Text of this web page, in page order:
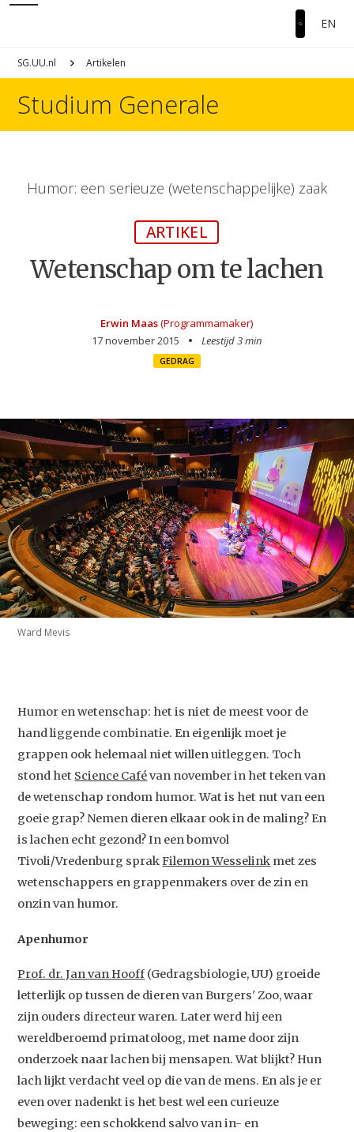
EN
SG.UU.nl Artikelen
Studium Generale
Humor: een serieuze (wetenschappelijke) zaak
ARTIKEL
Wetenschap om te lachen
Erwin Maas(Programmamaker)
17 november 2015
Leestijd 3 min
GEDRAG
Ward Mevis
Humor en wetenschap: het is niet de meest voor de
hand liggende combinatie. En eigenlijk moet je
grappen ook helemaal niet willen uitleggen. Toch
stond het Science Cafévan november in het teken van
de wetenschap rondom humor. Wat is het nut van een
goeie grap? Nemen dieren elkaar ook in de maling? En
is lachen echt gezond? In een bomvol
Tivoli/Vredenburg sprakFilemon Wesselink met zes
wetenschappers en grappenmakers over de zin en
onzin van humor.
Apenhumor
Prof. dr. Jan van Hooff (Gedragsbiologie, UU) groeide
letterlijk op tussen de dieren van Burgers' Zoo, waar
zijn ouders directeur waren. Later werd hij een
wereldberoemd primatoloog, met name door zijn
onderzoek naar lachen bij mensapen. Wat blijkt? Hun
lach lijkt verdacht veel op die van de mens. En als je er
even over nadenkt is het best wel een curieuze
beweging: een schokkend salvo van in- en